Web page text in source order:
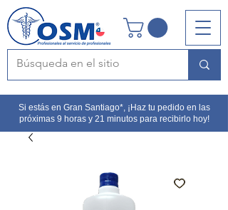
Si estás en Gran Santiago*, ¡Haz tu pedido en las
próximas 9 horas y 21 minutos para recibirlo hoy!